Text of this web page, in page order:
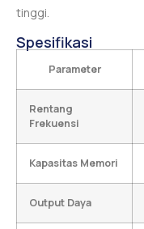
tinggi.
Spesifikasi
Parameter
Rentang
Frekuensi
Kapasitas Memori
Output Daya